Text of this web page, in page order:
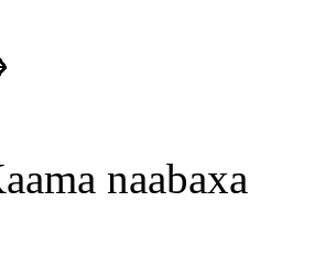
naabaxa